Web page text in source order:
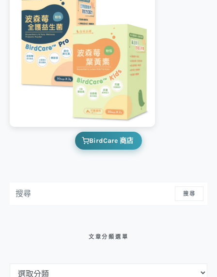
BirdCare 商店
搜尋
文章分類選單